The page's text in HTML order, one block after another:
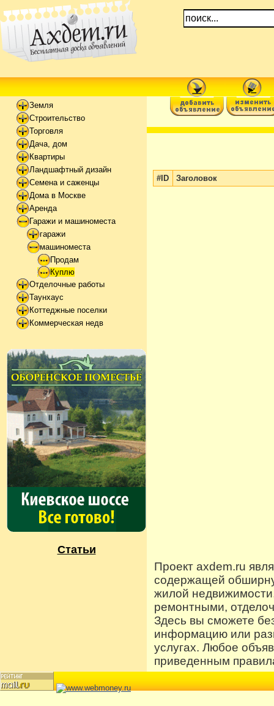
Земля
Строительство
Торговля
Дача, дом
Квартиры
Ландшафтный дизайн
Семена и саженцы
Дома в Москве
Аренда
Гаражи и машиноместа
гаражи
машиноместа
Продам
Куплю
Отделочные работы
Таунхаус
Коттеджные поселки
Коммерческая недв
Статьи
#ID Заголовок
Проект axdem.ru
содержащей
жилой
ремонтными,
Здесь вы сможете
информацию или
услугах. Любое
приведенным